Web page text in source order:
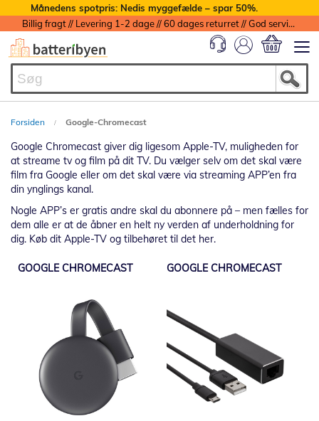
Månedens spotpris: Nedis myggefælde – spar 50%.
Billig fragt // Levering 1-2 dage // 60 dages returret // God service med garanti
Forsiden Google-Chromecast
Google Chromecast giver dig ligesom Apple-TV, muligheden for
at streame tv og film på dit TV. Du vælger selv om det skal være
film fra Google eller om det skal være via streaming APP’en fra
din ynglings kanal.
Nogle APP’s er gratis andre skal du abonnere på – men fælles for
dem alle er at de åbner en helt ny verden af underholdning for
dig. Køb dit Apple-TV og tilbehøret til det her.
GOOGLE CHROMECAST GOOGLE CHROMECAST